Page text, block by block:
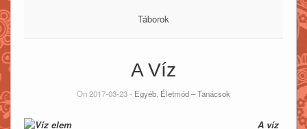
Táborok
A Víz
On 2017-03-23 - Egyéb Életmód – Tanácsok
A víz